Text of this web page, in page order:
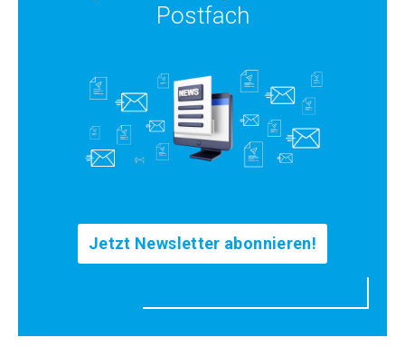
Postfach
Jetzt Newsletter abonnieren!